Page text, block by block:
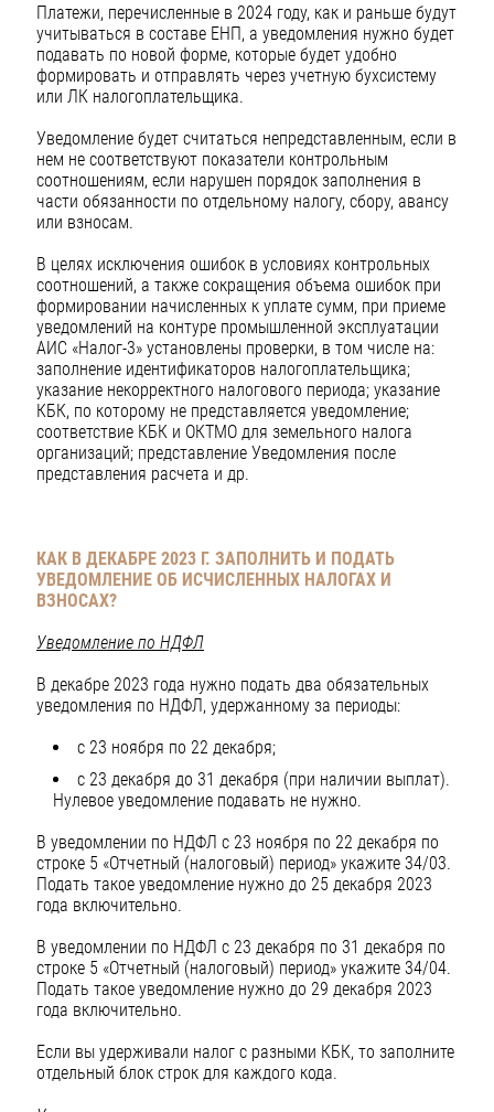
Платежи, перечисленные в 2024 году, как и раньше будут
учитываться в составе ЕНП, а уведомления нужно будет
подавать по новой форме, которые будет удобно
формировать и отправлять через учетную бухсистему
или ЛК налогоплательщика.
Уведомление будет считаться непредставленным, если в
нем не соответствуют показатели контрольным
соотношениям, если нарушен порядок заполнения в
части обязанности по отдельному налогу, сбору, авансу
или взносам.
В целях исключения ошибок в условиях контрольных
соотношений, а также сокращения объема ошибок при
формировании начисленных к уплате сумм, при приеме
уведомлений на контуре промышленной эксплуатации
АИС «Налог-3» установлены проверки, в том числе на:
заполнение идентификаторов налогоплательщика;
указание некорректного налогового периода; указание
КБК, по которому не представляется уведомление;
соответствие КБК и ОКТМО для земельного налога
организаций; представление Уведомления после
представления расчета и др.
КАК В ДЕКАБРЕ 2023 Г. ЗАПОЛНИТЬ И ПОДАТЬ
УВЕДОМЛЕНИЕ ОБ ИСЧИСЛЕННЫХ НАЛОГАХ И
ВЗНОСАХ?
Уведомление по НДФЛ
В декабре 2023 года нужно подать два обязательных
уведомления по НДФЛ, удержанному за периоды:
с 23 ноября по 22 декабря;
с 23 декабря до 31 декабря (при наличии выплат).
Нулевое уведомление подавать не нужно.
В уведомлении по НДФЛ с 23 ноября по 22 декабря по
строке 5 «Отчетный (налоговый) период» укажите 34/03.
Подать такое уведомление нужно до 25 декабря 2023
года включительно.
В уведомлении по НДФЛ с 23 декабря по 31 декабря по
строке 5 «Отчетный (налоговый) период» укажите 34/04.
Подать такое уведомление нужно до 29 декабря 2023
года включительно.
Если вы удерживали налог с разными КБК, то заполните
отдельный блок строк для каждого кода.